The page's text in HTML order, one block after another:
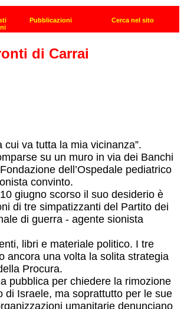
di Carrai
va tutta la mia vicinanza”.
su un muro in via dei Banchi
dell’Ospedale pediatrico
convinto.
giugno scorso il suo desiderio è
di tre simpatizzanti del Partito dei
di guerra - agente sionista
libri e materiale politico. I tre
ancora una volta la solita strategia
Procura.
pubblica per chiedere la rimozione
Israele, ma soprattutto per le sue
umanitarie denunciano